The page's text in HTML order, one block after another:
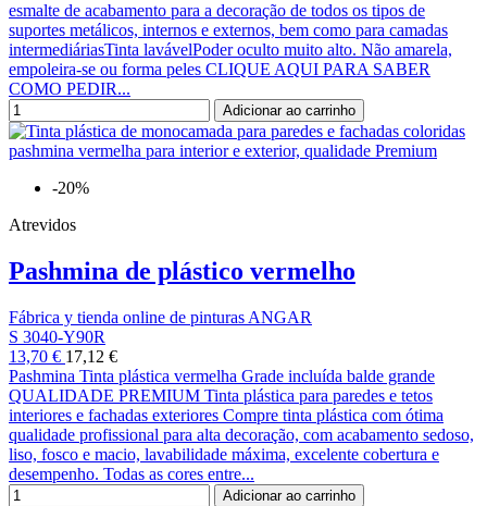
esmalte de acabamento para a decoração de todos os tipos de
suportes metálicos, internos e externos, bem como para camadas
intermediáriasTinta lavávelPoder oculto muito alto. Não amarela,
empoleira-se ou forma peles CLIQUE AQUI PARA SABER
COMO PEDIR...
Adicionar ao carrinho
-20%
Atrevidos
Pashmina de plástico vermelho
Fábrica y tienda online de pinturas ANGAR
S 3040-Y90R
13,70 € 17,12 €
Pashmina Tinta plástica vermelha Grade incluída balde grande
QUALIDADE PREMIUM Tinta plástica para paredes e tetos
interiores e fachadas exteriores Compre tinta plástica com ótima
qualidade profissional para alta decoração, com acabamento sedoso,
liso, fosco e macio, lavabilidade máxima, excelente cobertura e
desempenho. Todas as cores entre...
Adicionar ao carrinho